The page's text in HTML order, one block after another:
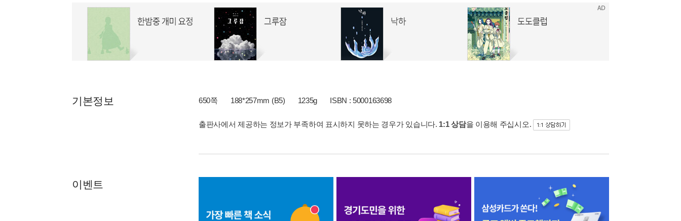
기본정보 650쪽 188*257mm (B5) 1235g ISBN : 5000163698
출판사에서 제공하는 정보가 부족하여 표시하지 못하는 경우가 있습니다. 1:1 상담을 이용해 주십시오.
이벤트